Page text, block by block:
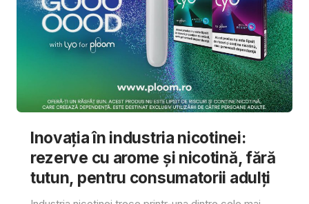
Inovația în industria nicotinei:
rezerve cu arome și nicotină, fără
tutun, pentru consumatorii adulți